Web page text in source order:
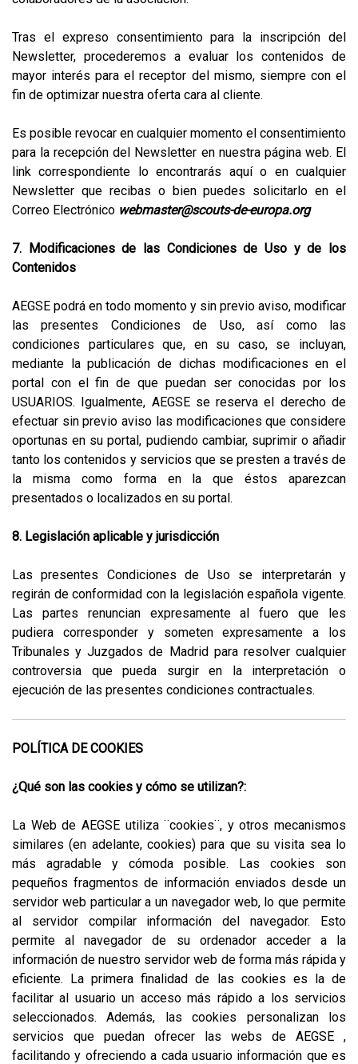
Tras el expreso consentimiento para la inscripción del
Newsletter, procederemos a evaluar los contenidos de
mayor interés para el receptor del mismo, siempre con el
fin de optimizar nuestra oferta cara al cliente.
Es posible revocar en cualquier momento el consentimiento
para la recepción del Newsletter en nuestra página web. El
link correspondiente lo encontrarás aquí o en cualquier
Newsletter que recibas o bien puedes solicitarlo en el
Correo Electrónico webmaster@scouts-de-europa.org
7. Modificaciones de las Condiciones de Uso y de los
Contenidos
AEGSE podrá en todo momento y sin previo aviso, modificar
las presentes Condiciones de Uso, así como las
condiciones particulares que, en su caso, se incluyan,
mediante la publicación de dichas modificaciones en el
portal con el fin de que puedan ser conocidas por los
USUARIOS. Igualmente, AEGSE se reserva el derecho de
efectuar sin previo aviso las modificaciones que considere
oportunas en su portal, pudiendo cambiar, suprimir o añadir
tanto los contenidos y servicios que se presten a través de
la misma como forma en la que éstos aparezcan
presentados o localizados en su portal.
8. Legislación aplicable y jurisdicción
Las presentes Condiciones de Uso se interpretarán y
regirán de conformidad con la legislación española vigente.
Las partes renuncian expresamente al fuero que les
pudiera corresponder y someten expresamente a los
Tribunales y Juzgados de Madrid para resolver cualquier
controversia que pueda surgir en la interpretación o
ejecución de las presentes condiciones contractuales.
POLÍTICA DE COOKIES
¿Qué son las cookies y cómo se utilizan?:
La Web de AEGSE utiliza ¨cookies¨, y otros mecanismos
similares (en adelante, cookies) para que su visita sea lo
más agradable y cómoda posible. Las cookies son
pequeños fragmentos de información enviados desde un
servidor web particular a un navegador web, lo que permite
al servidor compilar información del navegador. Esto
permite al navegador de su ordenador acceder a la
información de nuestro servidor web de forma más rápida y
eficiente. La primera finalidad de las cookies es la de
facilitar al usuario un acceso más rápido a los servicios
seleccionados. Además, las cookies personalizan los
servicios que puedan ofrecer las webs de AEGSE ,
facilitando y ofreciendo a cada usuario información que es